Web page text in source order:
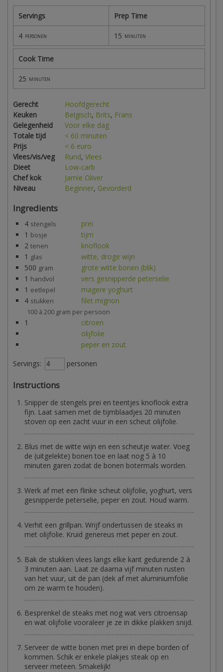
Servings Prep Time
4 personen 15 minuten
Cook Time
25 minuten
Gerecht
Hoofdgerecht
Keuken
Belgisch, Brits, Frans
Gelegenheid
Voor elke dag
Totale tijd
< 60 minuten
Prijs
< 6 euro
Vlees/vis/veg
Rund, Vlees
Dieet
Low-carb
Chef kok
Jamie Oliver
Niveau
Beginner, Gevorderd
Ingredients
4 stengels
prei
1 bosje
tijm
2 tenen
knoflook
1 glas
witte, droge wijn
500 gram
grote witte bonen (blik)
1 handvol
vers gesnipperde peterselie
1 eetlepel
magere yoghurt
4 stukken filet mignon
100 à 200 gram per persoon
1
citroen
olijfolie
peper en zout
Servings:
personen
Instructions
Snipper de stengels prei en teentjes knoflook extra
fijn. Laat samen met de tijmblaadjes 20 minuten
stoven op een zacht vuur in een scheut olijfolie.
Blus met de witte wijn en een scheutje water. Voeg
de (uitgelekte) bonen toe en laat nog 5 à 10
minuten garen zodat de bonen botermals worden.
Werk af met een flinke scheut olijfolie, yoghurt, vers
gesnipperde peterselie, peper en zout. Houd warm.
Verhit een grillpan. Wrijf ondertussen de steaks in
met olijfolie. Kruid genereus met peper en zout.
Bak de stukken vlees langs elke kant gedurende 2 à
3 minuten aan. Laat ze daarna vijf minuten rusten
van het vuur, uit de pan (dek af met aluminiumfolie
om ze warm te houden).
Besprenkel de steaks met nog wat vers citroensap
en wat olijfolie vooraleer je ze in dikke plakken snijd.
Serveer de witte bonen met prei in diepe borden of
kommen. Schik er enkele plakjes steak op en
serveer meteen. Smakelijk!